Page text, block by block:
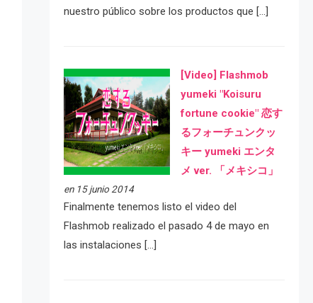
nuestro público sobre los productos que […]
[Video] Flashmob
yumeki "Koisuru
fortune cookie" 恋す
るフォーチュンクッ
キー yumeki エンタ
メ ver. 「メキシコ」
en 15 junio 2014
Finalmente tenemos listo el video del
Flashmob realizado el pasado 4 de mayo en
las instalaciones […]